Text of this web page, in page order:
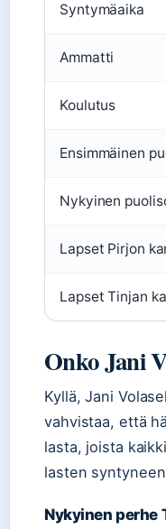
Syntymäaika
Ammatti
Koulutus
Ensimmäinen
Nykyinen
Lapset Pirjon
Lapset Tinjan
Onko Jani
Kyllä, Jani
vahvistaa, että
lasta, joista
lasten
Nykyinen perhe